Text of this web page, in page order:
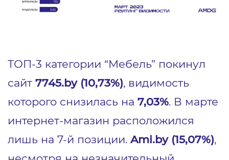
ТОП-3 категории “Мебель” покинул
сайт 7745.by (10,73%), видимость
которого снизилась на 7,03%. В марте
интернет-магазин расположился
лишь на 7-й позиции. Ami.by (15,07%),